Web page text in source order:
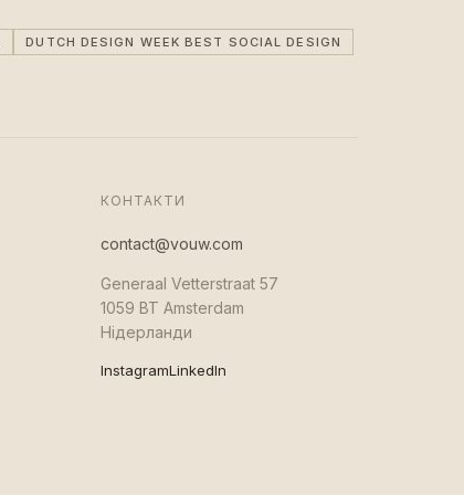
DUTCH DESIGN WEEK BEST SOCIAL DESIGN
КОНТАКТИ
contact@vouw.com
Generaal Vetterstraat 57
1059 BT Amsterdam
Нідерланди
InstagramLinkedIn